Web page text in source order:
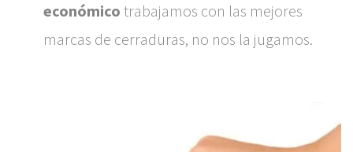
económico trabajamos con las mejores
marcas de cerraduras, no nos la jugamos.